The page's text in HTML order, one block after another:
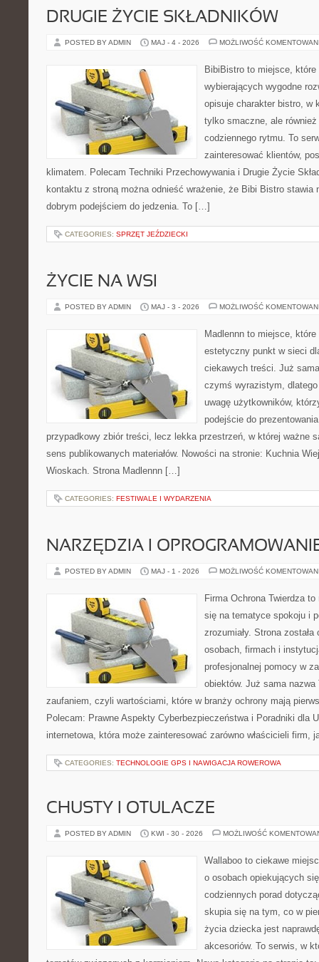
DRUGIE ŻYCIE SKŁADNIKÓW
POSTED BY ADMIN MAJ - 4 - 2026 MOŻLIWOŚĆ
BibiBistro to miejsce,
wybierających wygodne
opisuje charakter bistro, w
tylko smaczne, ale również
codziennego rytmu. To
zainteresować klientów,
klimatem. Polecam Techniki Przechowywania i Drugie Życie
kontaktu z stroną można odnieść wrażenie, że Bibi Bistro stawia
dobrym podejściem do jedzenia. To […]
CATEGORIES: SPRZĘT JEŹDZIECKI
ŻYCIE NA WSI
POSTED BY ADMIN MAJ - 3 - 2026 MOŻLIWOŚĆ
Madlennn to miejsce,
estetyczny punkt w sieci
ciekawych treści. Już
czymś wyrazistym,
uwagę użytkowników,
podejście do
przypadkowy zbiór treści, lecz lekka przestrzeń, w której ważne
sens publikowanych materiałów. Nowości na stronie: Kuchnia
Wioskach. Strona Madlennn […]
CATEGORIES: FESTIWALE I WYDARZENIA
NARZĘDZIA I
POSTED BY ADMIN MAJ - 1 - 2026 MOŻLIWOŚĆ
Firma Ochrona Twierdza
się na tematyce spokoju i
zrozumiały. Strona
osobach, firmach i
profesjonalnej pomocy w
obiektów. Już sama
zaufaniem, czyli wartościami, które w branży ochrony mają
Polecam: Prawne Aspekty Cyberbezpieczeństwa i Poradniki dla
internetowa, która może zainteresować zarówno właścicieli firm,
CATEGORIES: TECHNOLOGIE GPS I NAWIGACJA ROWEROWA
CHUSTY I OTULACZE
POSTED BY ADMIN KWI - 30 - 2026 MOŻLIWOŚĆ
Wallaboo to ciekawe
o osobach opiekujących
codziennych porad
skupia się na tym, co w
życia dziecka jest
akcesoriów. To serwis, w